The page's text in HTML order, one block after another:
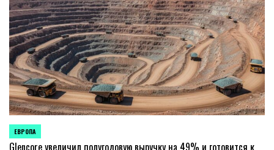
ОПУБЛИКОВАНО
В
ЕВРОПА
Glencore увеличил полугодовую выручку на 49% и готовится к